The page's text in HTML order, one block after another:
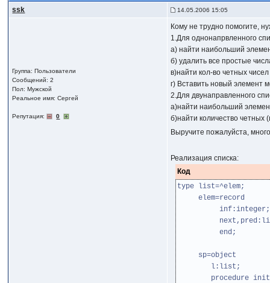
ssk 14.05.2006 15:05
Группа: Пользователи
Сообщений: 2
Пол: Мужской
Реальное имя: Сергей
Репутация: 0
Кому не трудно помогите,
1.Для однонапрвленного
а) найти наибольший
б) удалить все простые
в)найти кол-во четных чисел
г) Вставить новый элемент
2.Для двунаправленного
а)найти наибольший
б)найти количество четных
Выручите пожалуйста,
Реализация списка:
Код
type list=^elem;
elem=record
inf:integer;
end;
sp=object
l:list;
procedure